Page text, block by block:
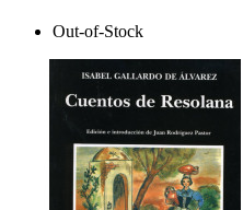
Out-of-Stock